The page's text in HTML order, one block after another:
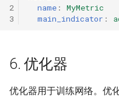
2
3
name :
MyMetric
main_indicator :
6. 优化器
优化器用于训练网络。优